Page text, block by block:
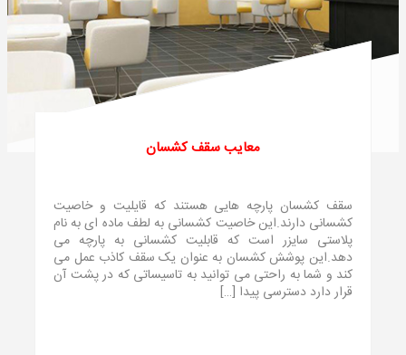
معایب سقف کشسان
سقف کشسان پارچه هایی هستند که قایلیت و خاصیت
کشسانی دارند.این خاصیت کشسانی به لطف ماده ای به نام
پلاستی سایزر است که قابلیت کشسانی به پارچه می
دهد.این پوشش کشسان به عنوان یک سقف کاذب عمل می
کند و شما به راحتی می توانید به تاسیساتی که در پشت آن
قرار دارد دسترسی پیدا […]